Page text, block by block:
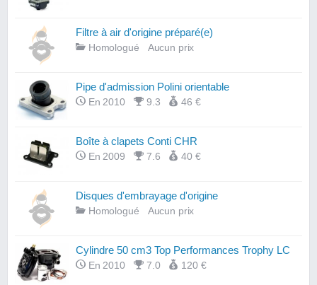
Filtre à air d'origine préparé(e)
Homologué Aucun prix
Pipe d'admission Polini orientable
En 2010 9.3 46 €
Boîte à clapets Conti CHR
En 2009 7.6 40 €
Disques d'embrayage d'origine
Homologué Aucun prix
Cylindre 50 cm3 Top Performances Trophy LC
En 2010 7.0 120 €